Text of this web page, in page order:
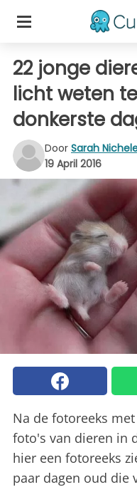
22 jonge
licht weten
donkerste
Door Sarah
19 April 2016
Na de fotoreeks
foto's van dieren in
hier een fotoreeks
paar dagen oud die